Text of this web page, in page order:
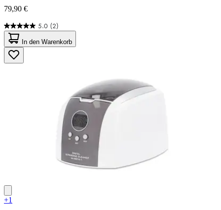
79,90 €
5.0 (2)
5.0
von
5
Sternen.
2
In den Warenkorb
+1